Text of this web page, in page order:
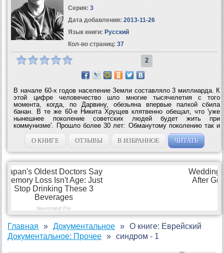
Серия: 3
Дата добавления: 2013-11-26
Язык книги: Русский
Кол-во страниц: 37
2
В начале 60-х годов население Земли составляло 3 миллиарда. К
этой цифре человечество шло многие тысячелетия с того
момента, когда, по Дарвину, обезьяна впервые палкой сбила
банан. В те же 60-е Никита Хрущев клятвенно обещал, что 'уже
нынешнее поколение советских людей будет жить при
коммунизме'. Прошло более 30 лет: Обманутому поколению так и
не суждено было вкусить плодов обещанного коммунистического
рая, зато довелось увидеть, как за...
О КНИГЕ ОТЗЫВЫ В ИЗБРАННОЕ ЧИТАТЬ
Главная
Документальное
Документальное: Прочее
О книге: Еврейский
синдром - 1